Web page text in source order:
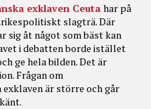
exklaven Ceuta har på
slagträ. Där
sig åt något som bäst kan
i debatten borde istället
ge hela bilden. Det är
Frågan om
är större och går